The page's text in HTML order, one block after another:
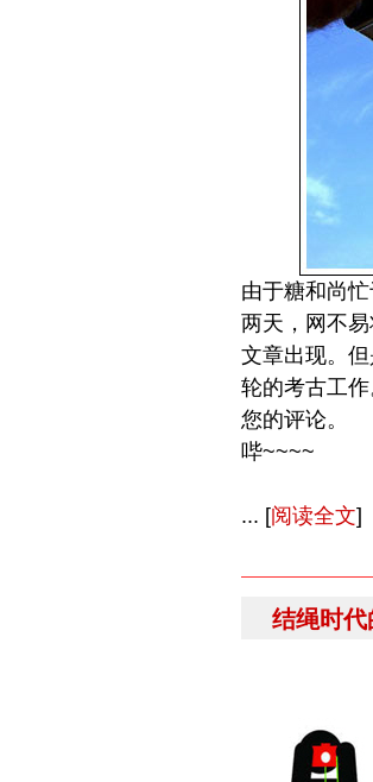
由于糖和尚
两天，网不
文章出现。
轮的考古工
您的评论。
哔~~~~
... [阅读全文]
结绳时